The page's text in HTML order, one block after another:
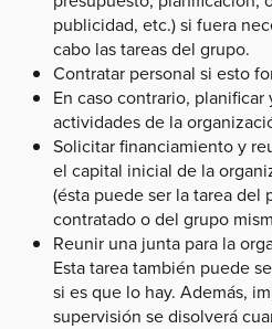
publicidad, etc.) si fuera
cabo las tareas del grupo.
Contratar personal si esto
En caso contrario, planificar
actividades de la
Solicitar financiamiento y
el capital inicial de la
(ésta puede ser la tarea del
contratado o del grupo
Reunir una junta para la
Esta tarea también puede
si es que lo hay. Además,
supervisión se disolverá